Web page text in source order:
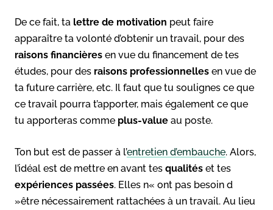
De ce fait, ta lettre de motivation peut faire
apparaître ta volonté d’obtenir un travail, pour des
raisons financières en vue du financement de tes
études, pour des raisons professionnelles en vue de
ta future carrière, etc. Il faut que tu soulignes ce que
ce travail pourra t’apporter, mais également ce que
tu apporteras comme plus-value au poste.
Ton but est de passer à l’entretien d’embauche. Alors,
l’idéal est de mettre en avant tes qualités et tes
expériences passées. Elles n« ont pas besoin d
»être nécessairement rattachées à un travail. Au lieu